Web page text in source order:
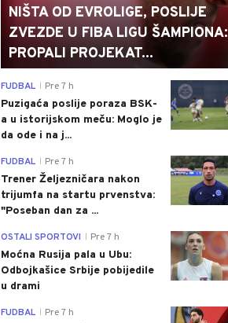
NIŠTA OD EVROLIGE, POSLIJE
ZVEZDE U FIBA LIGU ŠAMPIONA:
PROPALI PROJEKAT...
FUDBAL Pre 7 h
Puzigaća poslije poraza BSK-
a u istorijskom meču: Moglo je
da ode i na j...
FUDBAL Pre 7 h
Trener Željezničara nakon
trijumfa na startu prvenstva:
"Poseban dan za ...
OSTALI SPORTOVI Pre 7 h
Moćna Rusija pala u Ubu:
Odbojkašice Srbije pobijedile
u drami
FUDBAL Pre 7 h